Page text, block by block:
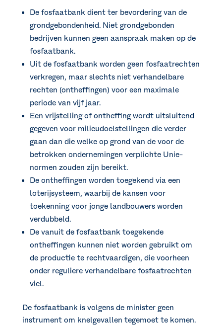
De fosfaatbank dient ter bevordering van de
grondgebondenheid. Niet grondgebonden
bedrijven kunnen geen aanspraak maken op de
fosfaatbank.
Uit de fosfaatbank worden geen fosfaatrechten
verkregen, maar slechts niet verhandelbare
rechten (ontheffingen) voor een maximale
periode van vijf jaar.
Een vrijstelling of ontheffing wordt uitsluitend
gegeven voor milieudoelstellingen die verder
gaan dan die welke op grond van de voor de
betrokken ondernemingen verplichte Unie-
normen zouden zijn bereikt.
De ontheffingen worden toegekend via een
loterijsysteem, waarbij de kansen voor
toekenning voor jonge landbouwers worden
verdubbeld.
De vanuit de fosfaatbank toegekende
ontheffingen kunnen niet worden gebruikt om
de productie te rechtvaardigen, die voorheen
onder reguliere verhandelbare fosfaatrechten
viel.
De fosfaatbank is volgens de minister geen
instrument om knelgevallen tegemoet te komen.